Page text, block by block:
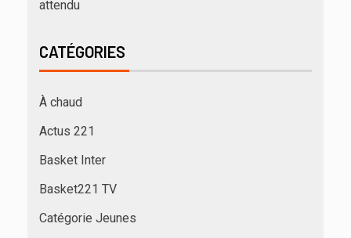
attendu
CATÉGORIES
À chaud
Actus 221
Basket Inter
Basket221 TV
Catégorie Jeunes